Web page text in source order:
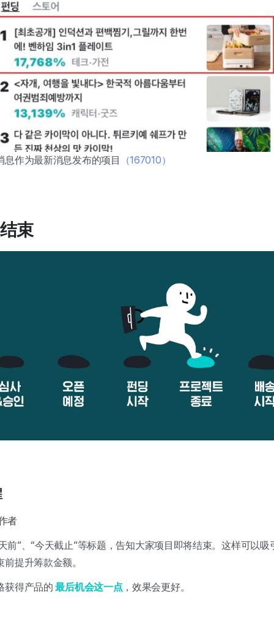
作为最新消息发布的项目 （167010）
束
者
前”、“今天截止”等标题，告知大家项目即将结束。这样可以
提升筹款金额。
获得产品的最后机会这一点 ，效果会更好。